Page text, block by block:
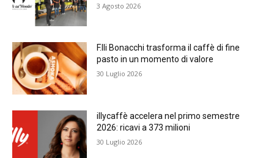
3 Agosto 2026
F.lli Bonacchi trasforma il caffè di fine
pasto in un momento di valore
30 Luglio 2026
illycaffè accelera nel primo semestre
2026: ricavi a 373 milioni
30 Luglio 2026